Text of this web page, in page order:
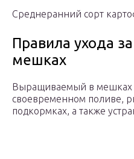
Среднеранний сорт
Правила ухода
мешках
Выращиваемый в мешках
своевременном поливе,
подкормках, а также